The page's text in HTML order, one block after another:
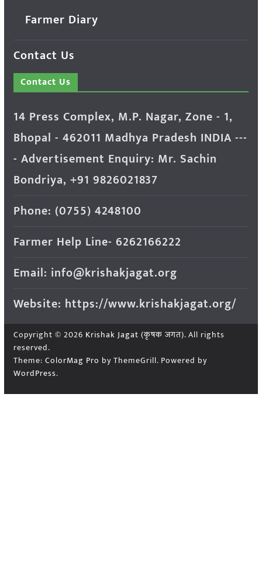
Farmer Diary
Contact Us
Contact Us
14 Press Complex, M.P. Nagar, Zone - 1,
Bhopal - 462011 Madhya Pradesh INDIA ---
- Advertisement Enquiry: Mr. Sachin
Bondriya, +91 9826021837
Phone: (0755) 4248100
Farmer Help Line- 6262166222
Email: info@krishakjagat.org
Website: https://www.krishakjagat.org/
Copyright © 2026 Krishak Jagat (कृषक जगत). All rights
reserved.
Theme: ColorMag Pro by ThemeGrill. Powered by
WordPress.